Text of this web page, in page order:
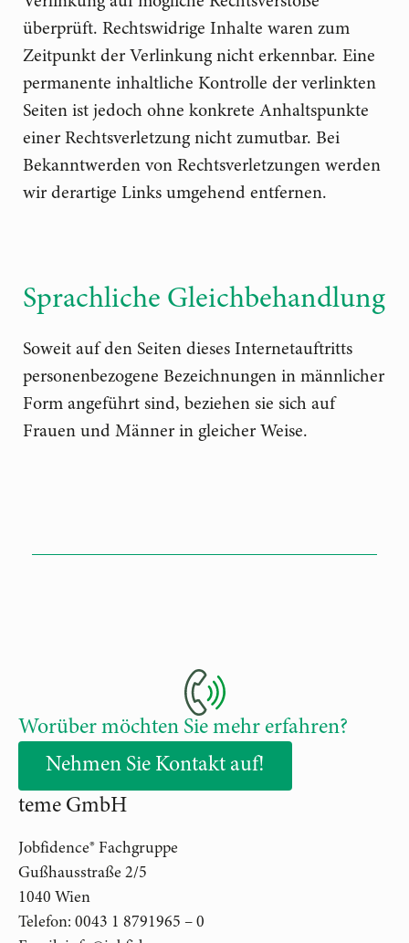
überprüft. Rechtswidrige Inhalte waren zum
Zeitpunkt der Verlinkung nicht erkennbar. Eine
permanente inhaltliche Kontrolle der verlinkten
Seiten ist jedoch ohne konkrete Anhaltspunkte
einer Rechtsverletzung nicht zumutbar. Bei
Bekanntwerden von Rechtsverletzungen werden
wir derartige Links umgehend entfernen.
Sprachliche Gleichbehandlung
Soweit auf den Seiten dieses Internetauftritts
personenbezogene Bezeichnungen in männlicher
Form angeführt sind, beziehen sie sich auf
Frauen und Männer in gleicher Weise.
Worüber möchten Sie mehr erfahren?
Nehmen Sie Kontakt auf!
teme GmbH
Jobfidence® Fachgruppe
Gußhausstraße 2/5
1040 Wien
Telefon: 0043 1 8791965 – 0